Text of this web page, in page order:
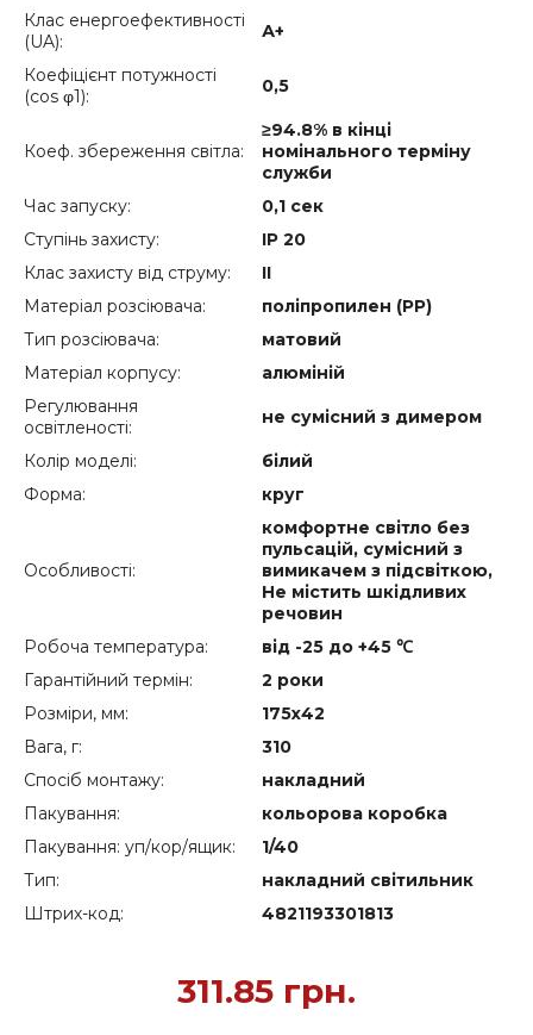
Клас енергоефективності
(UA):
А+
Коефіцієнт потужності
(cos φ1):
0,5
Коеф. збереження світла:
≥94.8% в кінці
номінального терміну
служби
Час запуску:
0,1 сек
Ступінь захисту:
IP 20
Клас захисту від струму:
ІІ
Матеріал розсіювача:
поліпропилен (РР)
Тип розсіювача:
матовий
Матеріал корпусу:
алюміній
Регулювання
освітленості:
не сумісний з димером
Колір моделі:
білий
Форма:
круг
Особливості:
комфортне світло без
пульсацій, сумісний з
вимикачем з підсвіткою,
Не містить шкідливих
речовин
Робоча температура:
від -25 до +45 ℃
Гарантійний термін:
2 роки
Розміри, мм:
175х42
Вага, г:
310
Спосіб монтажу:
накладний
Пакування:
кольорова коробка
Пакування: уп/кор/ящик:
1/40
Тип:
накладний світильник
Штрих-код:
4821193301813
311.85 грн.